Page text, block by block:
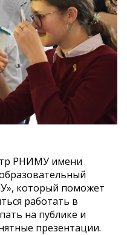
РНИМУ имени
который поможет
работать в
на публике и
презентации.